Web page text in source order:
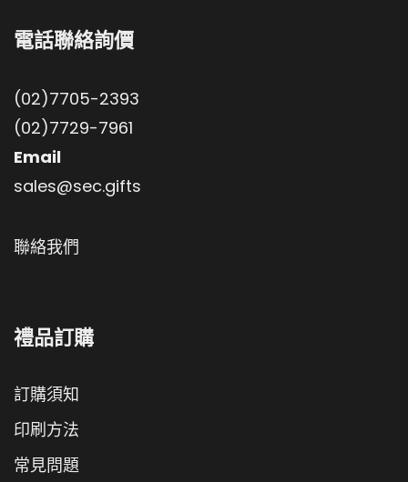
電話聯絡詢價
(02)7705-2393
(02)7729-7961
Email
sales@sec.gifts
聯絡我們
禮品訂購
訂購須知
印刷方法
常見問題